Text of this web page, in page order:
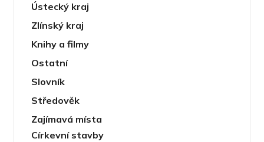
Ústecký kraj
Zlínský kraj
Knihy a filmy
Ostatní
Slovník
Středověk
Zajímavá místa
Církevní stavby